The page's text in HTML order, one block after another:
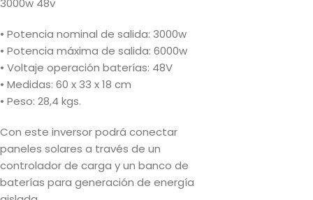
3000w 48v
• Potencia nominal de salida: 3000w
• Potencia máxima de salida: 6000w
• Voltaje operación baterías: 48V
• Medidas: 60 x 33 x 18 cm
• Peso: 28,4 kgs.
Con este inversor podrá conectar
paneles solares a través de un
controlador de carga y un banco de
baterías para generación de energía